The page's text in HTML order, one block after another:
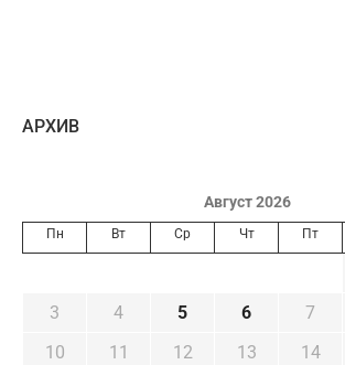
AРХИВ
Август 2026
Пн Вт Ср Чт Пт
3
4 5 6 7
10
11 12 13 14